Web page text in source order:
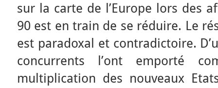
sur la carte de l’Europe lors des
90 est en train de se réduire. Le
est paradoxal et contradictoire.
concurrents l’ont emporté
multiplication des nouveaux